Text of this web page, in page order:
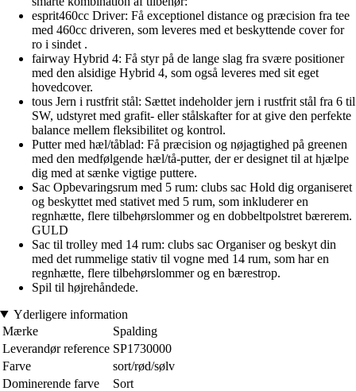
esprit460cc Driver: Få exceptionel distance og præcision fra tee
med 460cc driveren, som leveres med et beskyttende cover for
ro i sindet .
fairway Hybrid 4: Få styr på de lange slag fra svære positioner
med den alsidige Hybrid 4, som også leveres med sit eget
hovedcover.
tous Jern i rustfrit stål: Sættet indeholder jern i rustfrit stål fra 6 til
SW, udstyret med grafit- eller stålskafter for at give den perfekte
balance mellem fleksibilitet og kontrol.
Putter med hæl/tåblad: Få præcision og nøjagtighed på greenen
med den medfølgende hæl/tå-putter, der er designet til at hjælpe
dig med at sænke vigtige puttere.
Sac Opbevaringsrum med 5 rum: clubs sac Hold dig organiseret
og beskyttet med stativet med 5 rum, som inkluderer en
regnhætte, flere tilbehørslommer og en dobbeltpolstret bærerem.
GULD
Sac til trolley med 14 rum: clubs sac Organiser og beskyt din
med det rummelige stativ til vogne med 14 rum, som har en
regnhætte, flere tilbehørslommer og en bærestrop.
Spil til højrehåndede.
Yderligere information
Mærke
Spalding
Leverandør reference SP1730000
Farve
sort/rød/sølv
Dominerende farve
Sort